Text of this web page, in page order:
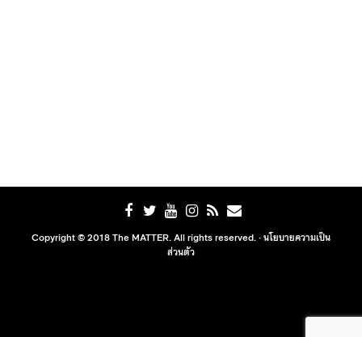
Copyright © 2018 The MATTER. All rights reserved. ·นโยบายความเป็น
ส่วนตัว